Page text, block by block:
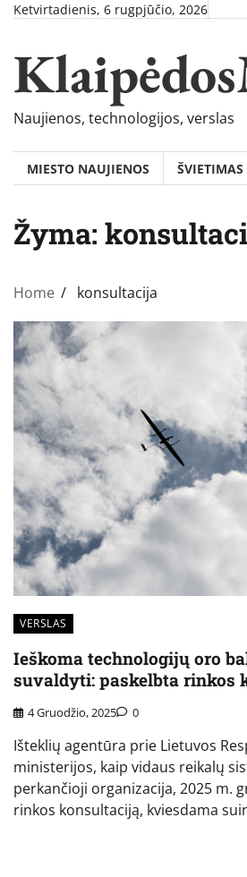
Skip
content
Ketvirtadienis, 6 rugpjūčio, 2026
Naujienos, technologijos, verslas
MIESTO NAUJIENOS
Žyma:
Home konsultacija
VERSLAS
Ieškoma technologijų oro
suvaldyti: paskelbta rinkos
4 Gruodžio, 2025 0
Išteklių agentūra prie Lietuvos
ministerijos, kaip vidaus reikalų
perkančioji organizacija, 2025 m.
rinkos konsultaciją, kviesdama